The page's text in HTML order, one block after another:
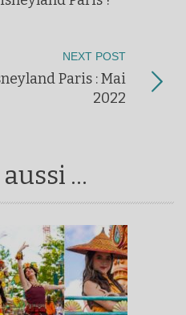
NEXT POST
Paris : Mai
2022
...